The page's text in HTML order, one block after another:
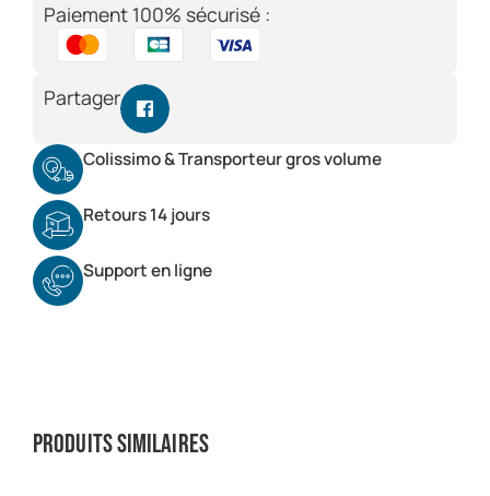
Paiement 100% sécurisé :
Partager
Colissimo & Transporteur gros volume
Retours 14 jours
Support en ligne
Produits similaires